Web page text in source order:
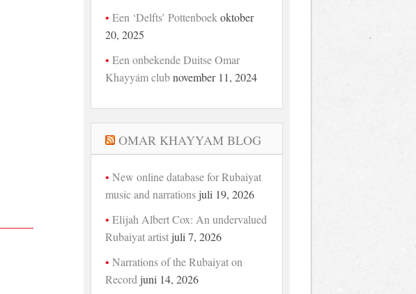
Een ‘Delfts’ Pottenboek oktober
20, 2025
Een onbekende Duitse Omar
Khayyám club november 11, 2024
OMAR KHAYYAM BLOG
New online database for Rubaiyat
music and narrations juli 19, 2026
Elijah Albert Cox: An undervalued
Rubaiyat artist juli 7, 2026
Narrations of the Rubaiyat on
Record juni 14, 2026